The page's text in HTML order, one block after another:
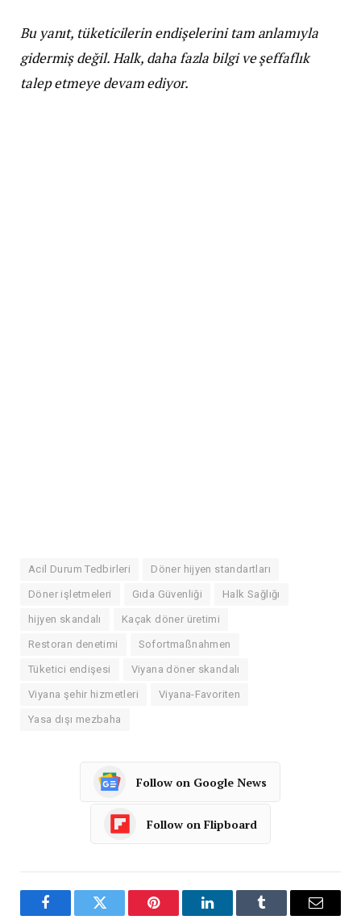
Bu yanıt, tüketicilerin endişelerini tam anlamıyla
gidermiş değil. Halk, daha fazla bilgi ve şeffaflık
talep etmeye devam ediyor.
Acil Durum Tedbirleri Döner hijyen standartları
Döner işletmeleri Gıda Güvenliği Halk Sağlığı
hijyen skandalı Kaçak döner üretimi
Restoran denetimi Sofortmaßnahmen
Tüketici endişesi Viyana döner skandalı
Viyana şehir hizmetleri Viyana-Favoriten
Yasa dışı mezbaha
Follow on Google News
Follow on Flipboard
FacebookTwitter Pinterest LinkedInTumblr Email